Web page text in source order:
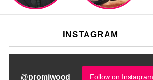
INSTAGRAM
@promiwood Follow on Instagram